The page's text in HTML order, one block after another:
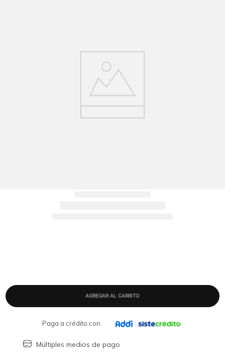
Paga a crédito con
Múltiples medios de pago